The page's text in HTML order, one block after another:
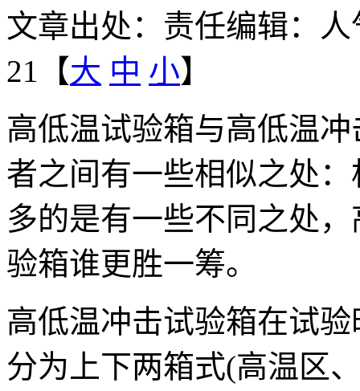
文章出处： 责任编辑：
21【大 中 小】
高低温试验箱与高低温
者之间有一些相似之处
多的是有一些不同之处
验箱谁更胜一筹。
高低温冲击试验箱在试
分为上下两箱式(高温区